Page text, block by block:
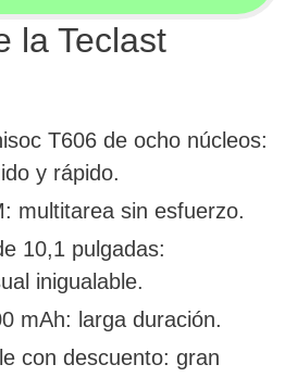
la Teclast
T606 de ocho núcleos:
y rápido.
multitarea sin esfuerzo.
10,1 pulgadas:
inigualable.
mAh: larga duración.
con descuento: gran